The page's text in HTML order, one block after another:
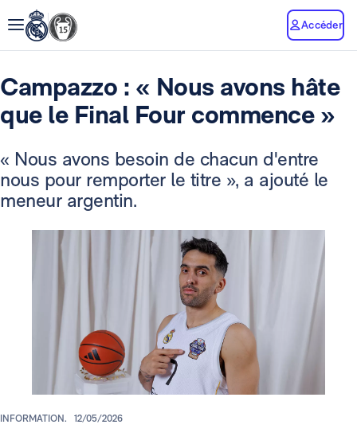
Accéder
Campazzo : « Nous avons hâte
que le Final Four commence »
« Nous avons besoin de chacun d'entre
nous pour remporter le titre », a ajouté le
meneur argentin.
INFORMATION. 12/05/2026